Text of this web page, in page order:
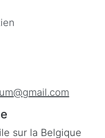
sur la Belgique